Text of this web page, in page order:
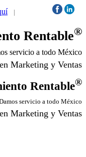
|
Rentable®
servicio a todo México
Marketing y Ventas
Rentable®
servicio a todo México
Marketing y Ventas